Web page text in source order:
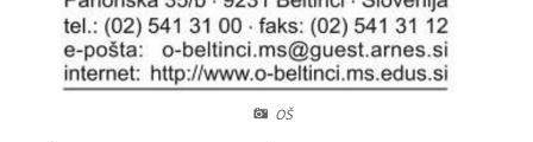
OŠ
Projekti občine